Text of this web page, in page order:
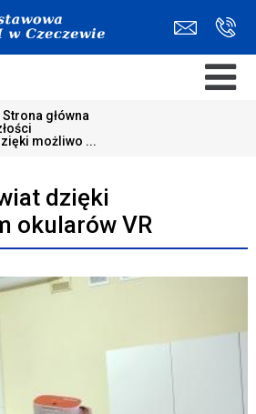
Strona główna
możliwo ...
dzięki
okularów VR